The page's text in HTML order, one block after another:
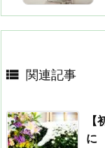
 関連記事
に